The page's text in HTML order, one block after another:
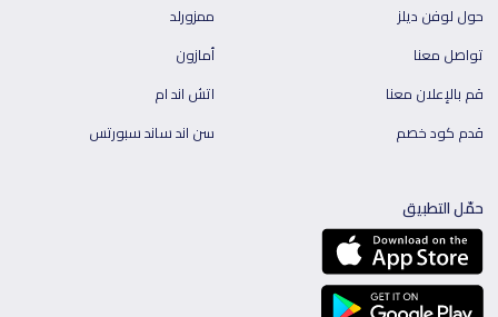
حول لوفن ديلز
تواصل معنا
قم بالإعلان معنا
قدم كود خصم
ممزورلد
أمازون
اتش اند ام
سن اند ساند سبورتس
حمّل التطبيق